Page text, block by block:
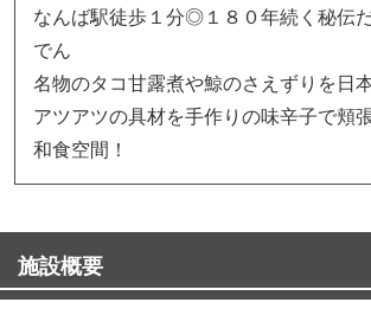
なんば駅徒歩１分◎１８０年続く秘伝
でん
名物のタコ甘露煮や鯨のさえずりを日
アツアツの具材を手作りの味辛子で頬
和食空間！
施設概要